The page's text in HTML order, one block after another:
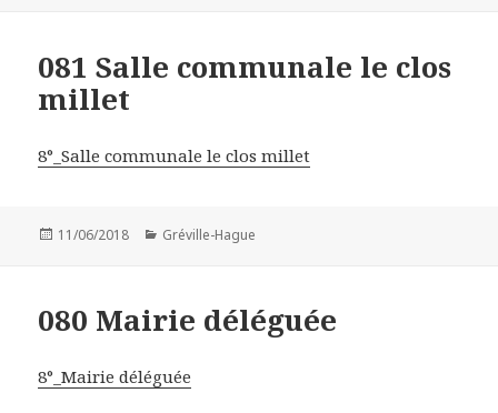
081 Salle communale le clos
millet
8°_Salle communale le clos millet
Publié
11/06/2018 Catégories
Gréville-Hague
080 Mairie déléguée
8°_Mairie déléguée